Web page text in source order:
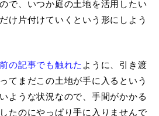
で、いつか庭の土地を活用したい
け片付けていくという形にしよう
の記事でも触れた ように、引き渡
てまだこの土地が手に入るという
ような状況なので、手間がかかる
たのにやっぱり手に入りませんで